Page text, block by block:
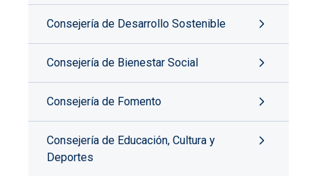
Consejería de Desarrollo Sostenible
Consejería de Bienestar Social
Consejería de Fomento
Consejería de Educación, Cultura y
Deportes